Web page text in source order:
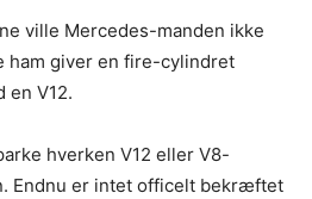
ville Mercedes-manden ikke
ham giver en fire-cylindret
en V12.
hverken V12 eller V8-
Endnu er intet officelt bekræftet